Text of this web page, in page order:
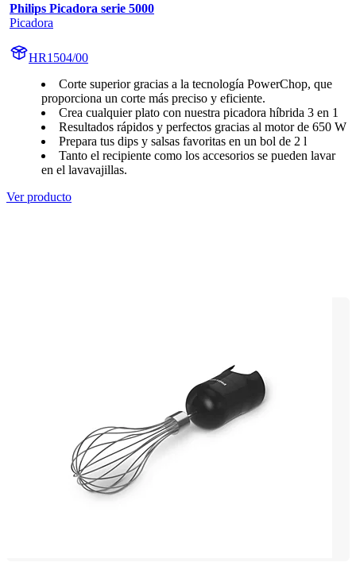
Philips Picadora serie 5000
Picadora
HR1504/00
Corte superior gracias a la tecnología PowerChop, que
proporciona un corte más preciso y eficiente.
Crea cualquier plato con nuestra picadora híbrida 3 en 1
Resultados rápidos y perfectos gracias al motor de 650 W
Prepara tus dips y salsas favoritas en un bol de 2 l
Tanto el recipiente como los accesorios se pueden lavar
en el lavavajillas.
Ver producto